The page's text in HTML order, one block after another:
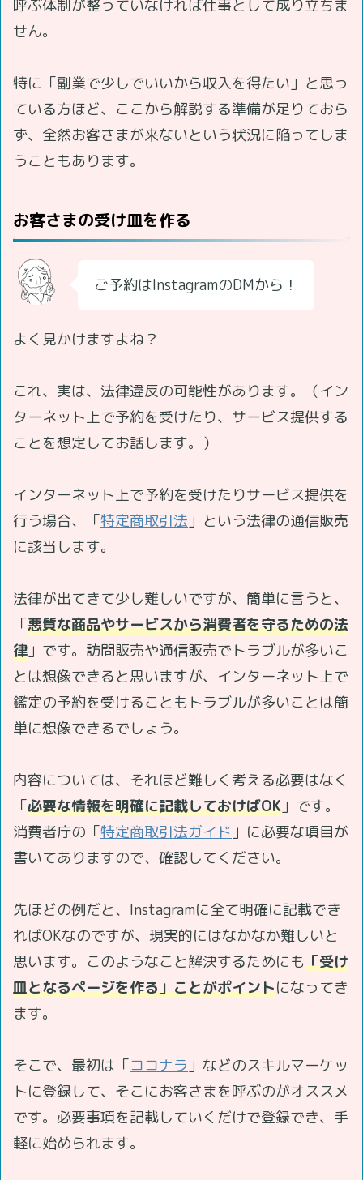
呼ぶ体制が整っていなければ仕事として成り立ちま
せん。
特に「副業で少しでいいから収入を得たい」と思っ
ている方ほど、ここから解説する準備が足りておら
ず、全然お客さまが来ないという状況に陥ってしま
うこともあります。
お客さまの受け皿を作る
ご予約はInstagramのDMから！
よく見かけますよね？
これ、実は、法律違反の可能性があります。（イン
ターネット上で予約を受けたり、サービス提供する
ことを想定してお話します。）
インターネット上で予約を受けたりサービス提供を
行う場合、「特定商取引法 」という法律の通信販売
に該当します。
法律が出てきて少し難しいですが、簡単に言うと、
「悪質な商品やサービスから消費者を守るための法
律 」です。訪問販売や通信販売でトラブルが多いこ
とは想像できると思いますが、インターネット上で
鑑定の予約を受けることもトラブルが多いことは簡
単に想像できるでしょう。
内容については、それほど難しく考える必要はなく
「必要な情報を明確に記載しておけばOK 」です。
消費者庁の「特定商取引法ガイド 」に必要な項目が
書いてありますので、確認してください。
先ほどの例だと、Instagramに全て明確に記載でき
ればOKなのですが、現実的にはなかなか難しいと
思います。このようなこと解決するためにも「受け
皿となるページを作る」ことがポイントになってき
ます。
そこで、最初は「ココナラ 」などのスキルマーケッ
トに登録して、そこにお客さまを呼ぶのがオススメ
です。必要事項を記載していくだけで登録でき、手
軽に始められます。